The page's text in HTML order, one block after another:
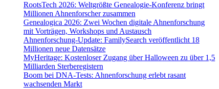
RootsTech 2026: Weltgrößte Genealogie-Konferenz bringt
Millionen Ahnenforscher zusammen
Genealogica 2026: Zwei Wochen digitale Ahnenforschung
mit Vorträgen, Workshops und Austausch
Ahnenforschung-Update: FamilySearch veröffentlicht 18
Millionen neue Datensätze
MyHeritage: Kostenloser Zugang über Halloween zu über 1,5
Milliarden Sterberegistern
Boom bei DNA-Tests: Ahnenforschung erlebt rasant
wachsenden Markt